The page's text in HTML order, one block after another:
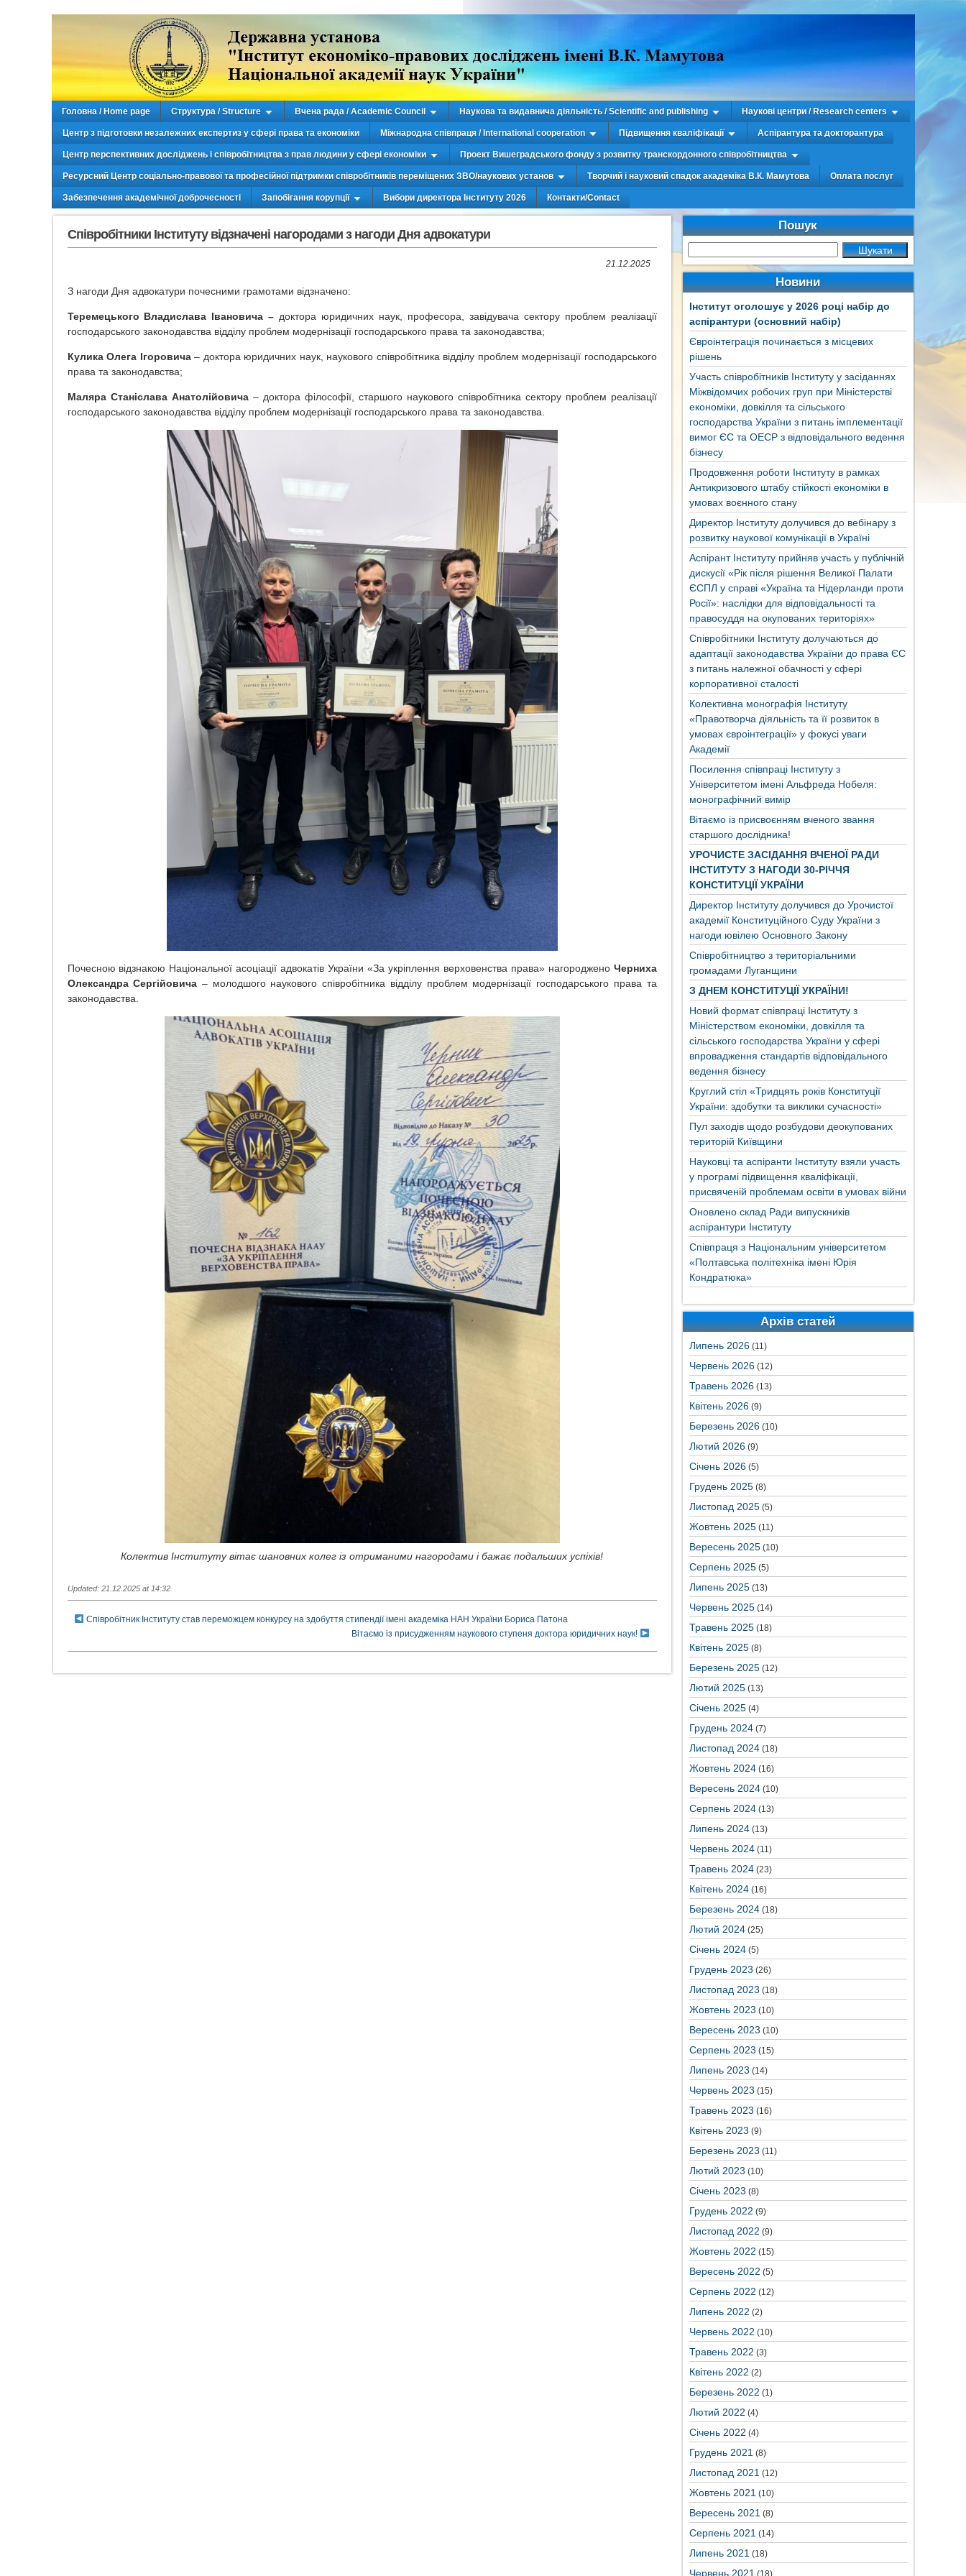
Головна / Home page Структура / Structure Вчена рада / Academic Council Наукова та видавнича діяльність / Scientific and publishing Наукові центри / Research centers
Центр з підготовки незалежних експертиз у сфері права та економіки Міжнародна співпраця / International cooperation Підвищення кваліфікації Аспірантура та докторантура
Центр перспективних досліджень і співробітництва з прав людини у сфері економіки Проект Вишеградського фонду з розвитку транскордонного співробітництва
Ресурсний Центр соціально-правової та професійної підтримки співробітників переміщених ЗВО/наукових установ Творчий і науковий спадок академіка В.К. Мамутова Оплата послуг
Забезпечення академічної доброчесності Запобігання корупції Вибори директора Інституту 2026 Контакти/Contact
Співробітники Інституту відзначені нагородами з нагоди Дня адвокатури
21.12.2025
З нагоди Дня адвокатури почесними грамотами відзначено:
Теремецького Владислава Івановича – доктора юридичних наук, професора, завідувача сектору проблем реалізації
господарського законодавства відділу проблем модернізації господарського права та законодавства;
Кулика Олега Ігоровича– доктора юридичних наук, наукового співробітника відділу проблем модернізації господарського
права та законодавства;
Маляра Станіслава Анатолійовича– доктора філософії, старшого наукового співробітника сектору проблем реалізації
господарського законодавства відділу проблем модернізації господарського права та законодавства.
Почесною відзнакою Національної асоціації адвокатів України «За укріплення верховенства права» нагороджено Черниха
Олександра Сергійовича – молодшого наукового співробітника відділу проблем модернізації господарського права та
законодавства.
Колектив Інституту вітає шановних колег із отриманими нагородами і бажає подальших успіхів!
Updated: 21.12.2025 at 14:32
Співробітник Інституту став переможцем конкурсу на здобуття стипендії імені академіка НАН України Бориса Патона
Вітаємо із присудженням наукового ступеня доктора юридичних наук!
Пошук
Новини
Інститут оголошує у 2026 році набір до
аспірантури (основний набір)
Євроінтеграція починається з місцевих
рішень
Участь співробітників Інституту у засіданнях
Міжвідомчих робочих груп при Міністерстві
економіки, довкілля та сільського
господарства України з питань імплементації
вимог ЄС та ОЕСР з відповідального ведення
бізнесу
Продовження роботи Інституту в рамках
Антикризового штабу стійкості економіки в
умовах воєнного стану
Директор Інституту долучився до вебінару з
розвитку наукової комунікації в Україні
Аспірант Інституту прийняв участь у публічній
дискусії «Рік після рішення Великої Палати
ЄСПЛ у справі «Україна та Нідерланди проти
Росії»: наслідки для відповідальності та
правосуддя на окупованих територіях»
Співробітники Інституту долучаються до
адаптації законодавства України до права ЄС
з питань належної обачності у сфері
корпоративної сталості
Колективна монографія Інституту
«Правотворча діяльність та її розвиток в
умовах євроінтеграції» у фокусі уваги
Академії
Посилення співпраці Інституту з
Університетом імені Альфреда Нобеля:
монографічний вимір
Вітаємо із присвоєнням вченого звання
старшого дослідника!
УРОЧИСТЕ ЗАСІДАННЯ ВЧЕНОЇ РАДИ
ІНСТИТУТУ З НАГОДИ 30-РІЧЧЯ
КОНСТИТУЦІЇ УКРАЇНИ
Директор Інституту долучився до Урочистої
академії Конституційного Суду України з
нагоди ювілею Основного Закону
Співробітництво з територіальними
громадами Луганщини
З ДНЕМ КОНСТИТУЦІЇ УКРАЇНИ!
Новий формат співпраці Інституту з
Міністерством економіки, довкілля та
сільського господарства України у сфері
впровадження стандартів відповідального
ведення бізнесу
Круглий стіл «Тридцять років Конституції
України: здобутки та виклики сучасності»
Пул заходів щодо розбудови деокупованих
територій Київщини
Науковці та аспіранти Інституту взяли участь
у програмі підвищення кваліфікації,
присвяченій проблемам освіти в умовах війни
Оновлено склад Ради випускників
аспірантури Інституту
Співпраця з Національним університетом
«Полтавська політехніка імені Юрія
Кондратюка»
Архів статей
Липень 2026(11)
Червень 2026(12)
Травень 2026(13)
Квітень 2026(9)
Березень 2026(10)
Лютий 2026(9)
Січень 2026(5)
Грудень 2025(8)
Листопад 2025(5)
Жовтень 2025(11)
Вересень 2025(10)
Серпень 2025(5)
Липень 2025(13)
Червень 2025(14)
Травень 2025(18)
Квітень 2025(8)
Березень 2025(12)
Лютий 2025(13)
Січень 2025(4)
Грудень 2024(7)
Листопад 2024(18)
Жовтень 2024(16)
Вересень 2024(10)
Серпень 2024(13)
Липень 2024(13)
Червень 2024(11)
Травень 2024(23)
Квітень 2024(16)
Березень 2024(18)
Лютий 2024(25)
Січень 2024(5)
Грудень 2023 (26)
Листопад 2023 (18)
Жовтень 2023 (10)
Вересень 2023 (10)
Серпень 2023 (15)
Липень 2023 (14)
Червень 2023 (15)
Травень 2023 (16)
Квітень 2023 (9)
Березень 2023 (11)
Лютий 2023 (10)
Січень 2023 (8)
Грудень 2022 (9)
Листопад 2022 (9)
Жовтень 2022 (15)
Вересень 2022 (5)
Серпень 2022 (12)
Липень 2022 (2)
Червень 2022 (10)
Травень 2022 (3)
Квітень 2022 (2)
Березень 2022 (1)
Лютий 2022 (4)
Січень 2022 (4)
Грудень 2021(8)
Листопад 2021(12)
Жовтень 2021(10)
Вересень 2021(8)
Серпень 2021(14)
Липень 2021(18)
Червень 2021 (18)